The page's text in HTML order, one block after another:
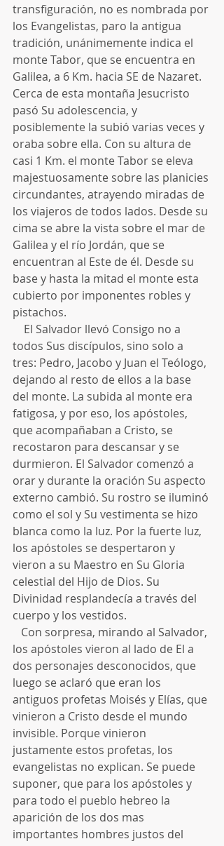
transfiguración, no es nombrada por
los Evangelistas, paro la antigua
tradición, unánimemente indica el
monte Tabor, que se encuentra en
Galilea, a 6 Km. hacia SE de Nazaret.
Cerca de esta montaña Jesucristo
pasó Su adolescencia, y
posiblemente la subió varias veces y
oraba sobre ella. Con su altura de
casi 1 Km. el monte Tabor se eleva
majestuosamente sobre las planicies
circundantes, atrayendo miradas de
los viajeros de todos lados. Desde su
cima se abre la vista sobre el mar de
Galilea y el río Jordán, que se
encuentran al Este de él. Desde su
base y hasta la mitad el monte esta
cubierto por imponentes robles y
pistachos.
todos Sus discípulos, sino solo a
tres: Pedro, Jacobo y Juan el Teólogo,
dejando al resto de ellos a la base
del monte. La subida al monte era
fatigosa, y por eso, los apóstoles,
que acompañaban a Cristo, se
recostaron para descansar y se
durmieron. El Salvador comenzó a
orar y durante la oración Su aspecto
externo cambió. Su rostro se iluminó
como el sol y Su vestimenta se hizo
blanca como la luz. Por la fuerte luz,
los apóstoles se despertaron y
vieron a su Maestro en Su Gloria
celestial del Hijo de Dios. Su
Divinidad resplandecía a través del
cuerpo y los vestidos.
los apóstoles vieron al lado de El a
dos personajes desconocidos, que
luego se aclaró que eran los
antiguos profetas Moisés y Elías, que
vinieron a Cristo desde el mundo
invisible. Porque vinieron
justamente estos profetas, los
evangelistas no explican. Se puede
suponer, que para los apóstoles y
para todo el pueblo hebreo la
aparición de los dos mas
importantes hombres justos del